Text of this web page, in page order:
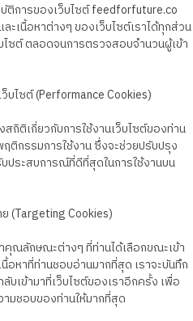
การของเว็บไซต์ feedforfuture.co
ะเนื้อหาต่างๆ ของเว็บไซต์เราได้ทุกส่วน
ซต์ ตลอดจนการตรวจสอบจำนวนผู้เข้า
ไซต์ (Performance Cookies)
ถิติเกี่ยวกับการใช้งานเว็บไซต์ของท่าน
ติกรรมการใช้งาน ซึ่งจะช่วยปรับปรุง
ประสบการณ์ที่ดีที่สุดในการใช้งานบน
(Targeting Cookies)
คุณลักษณะต่างๆ ที่ท่านได้เลือกขณะเข้า
อหาที่ท่านชอบอ่านมากที่สุด เราจะบันทึก
บเข้ามาที่เว็บไซต์ของเราอีกครั้ง เพื่อ
มชอบของท่านให้มากที่สุด